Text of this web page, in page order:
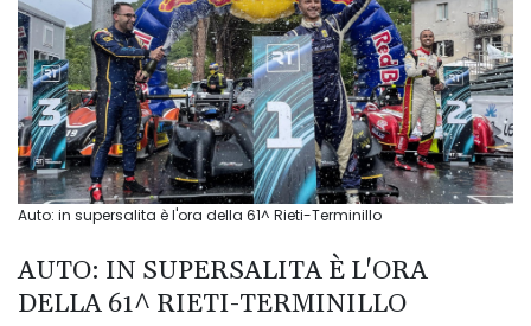
Auto: in supersalita è l'ora della 61^ Rieti-Terminillo
AUTO: IN SUPERSALITA È L'ORA
DELLA 61^ RIETI-TERMINILLO